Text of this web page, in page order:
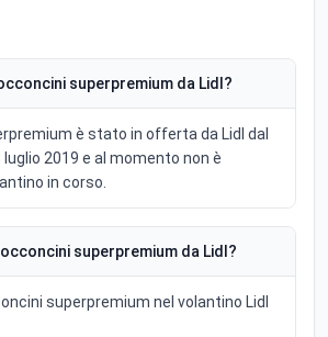
superpremium da Lidl?
è stato in offerta da Lidl dal
luglio 2019 e al momento non è
in corso.
superpremium da Lidl?
superpremium nel volantino Lidl